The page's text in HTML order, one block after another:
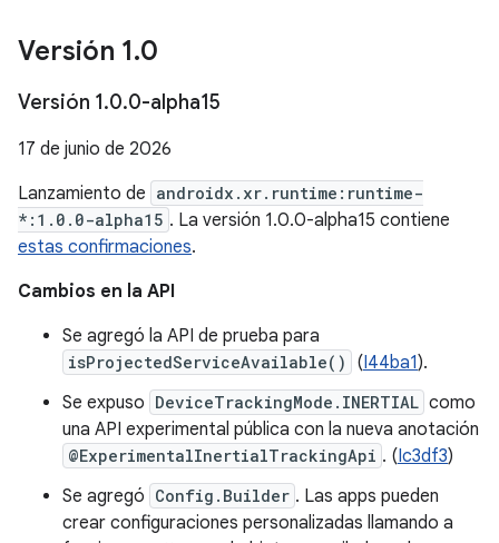
Versión 1.0
Versión 1.0.0-alpha15
17 de junio de 2026
Lanzamiento de androidx.xr.runtime:runtime-
*:1.0.0-alpha15 . La versión 1.0.0-alpha15 contiene
estas confirmaciones.
Cambios en la API
Se agregó la API de prueba para
isProjectedServiceAvailable() (I44ba1).
Se expuso DeviceTrackingMode.INERTIAL como
una API experimental pública con la nueva anotación
@ExperimentalInertialTrackingApi . (Ic3df3)
Se agregó Config.Builder . Las apps pueden
crear configuraciones personalizadas llamando a